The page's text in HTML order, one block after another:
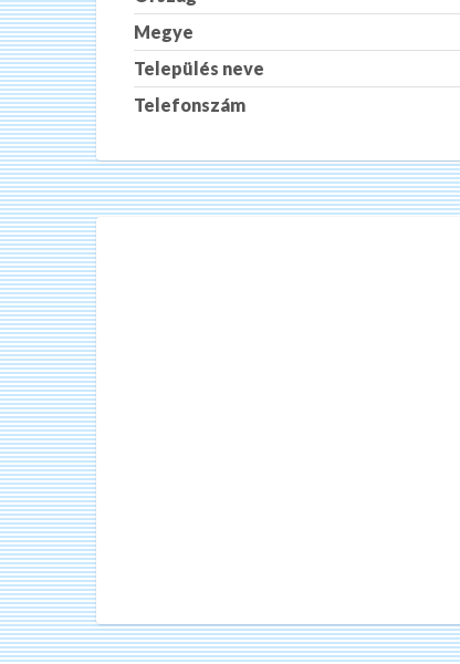
Megye
Település neve
Telefonszám